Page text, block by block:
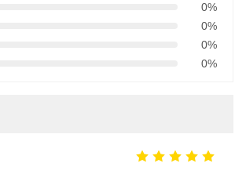
0%
0%
0%
0%